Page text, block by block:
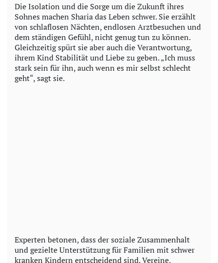
Die Isolation und die Sorge um die Zukunft ihres
Sohnes machen Sharia das Leben schwer. Sie erzählt
von schlaflosen Nächten, endlosen Arztbesuchen und
dem ständigen Gefühl, nicht genug tun zu können.
Gleichzeitig spürt sie aber auch die Verantwortung,
ihrem Kind Stabilität und Liebe zu geben. „Ich muss
stark sein für ihn, auch wenn es mir selbst schlecht
geht“, sagt sie.
Experten betonen, dass der soziale Zusammenhalt
und gezielte Unterstützung für Familien mit schwer
kranken Kindern entscheidend sind. Vereine,